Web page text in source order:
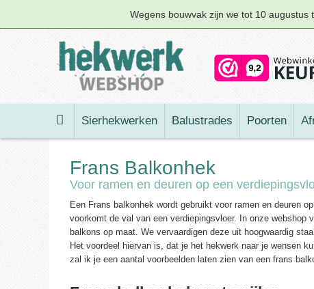
Wegens bouwvak zijn we tot 10
Sierhekwerken Balustrades Poorten
Frans Balkonhek
Voor ramen en deuren op een
Een Frans balkonhek wordt gebruikt voor ramen en deuren
voorkomt de val van een verdiepingsvloer. In onze webshop
balkons op maat. We vervaardigen deze uit hoogwaardig
Het voordeel hiervan is, dat je het hekwerk naar je wensen
zal ik je een aantal voorbeelden laten zien van een frans